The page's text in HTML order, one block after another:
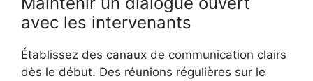
avec les intervenants
Établissez des canaux de communication clairs
dès le début. Des réunions régulières sur le